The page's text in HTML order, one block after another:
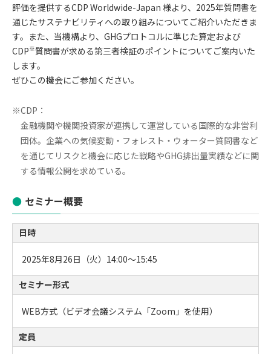
評価を提供するCDP Worldwide-Japan 様より、2025年質問書を
通じたサステナビリティへの取り組みについてご紹介いただきま
す。また、当機構より、GHGプロトコルに準じた算定および
CDP※質問書が求める第三者検証のポイントについてご案内いた
します。
ぜひこの機会にご参加ください。
※CDP：
金融機関や機関投資家が連携して運営している国際的な非営利
団体。企業への気候変動・フォレスト・ウォーター質問書など
を通じてリスクと機会に応じた戦略やGHG排出量実績などに関
する情報公開を求めている。
セミナー概要
日時
2025年8月26日（火）14:00～15:45
セミナー形式
WEB方式（ビデオ会議システム「Zoom」を使用）
定員